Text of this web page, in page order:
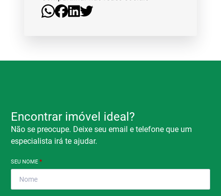
Encontrar imóvel ideal?
Não se preocupe. Deixe seu email e telefone que um
especialista irá te ajudar.
SEU NOME*